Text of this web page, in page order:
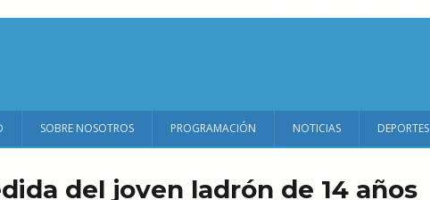
SOBRE NOSOTROS PROGRAMACIÓN NOTICIAS DEPORTES
del joven ladrón de 14 años